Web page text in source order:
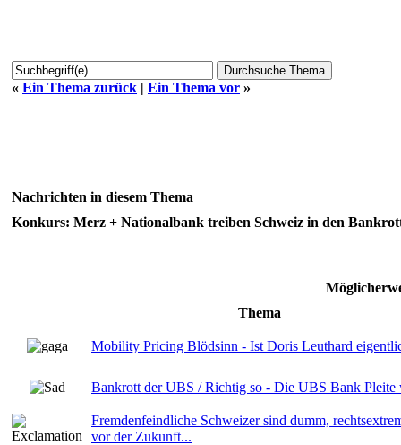
« Ein Thema zurück | Ein Thema vor »
Nachrichten in diesem Thema
Konkurs: Merz + Nationalbank treiben Schweiz in den
Thema
Mobility Pricing Blödsinn - Ist Doris Leuthard
Bankrott der UBS / Richtig so - Die UBS Bank Pleite
Fremdenfeindliche Schweizer sind dumm,
vor der Zukunft...